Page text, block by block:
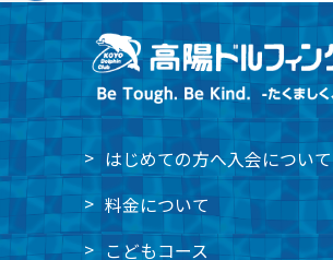
はじめての方へ入会について
料金について
こどもコース